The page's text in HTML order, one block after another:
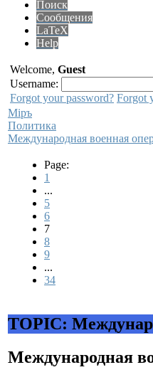
Поиск
Сообщения
LaTeX
Help
Welcome, Guest
Username:
Forgot your password? Forgot
Мiръ
Политика
Международная военная
Page:
1
...
5
6
7
8
9
...
34
TOPIC:
Международная